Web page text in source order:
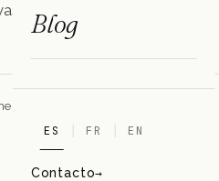
Blog
ES FR EN
Contacto
para FMCG.
/ Lujo
Otros sectores